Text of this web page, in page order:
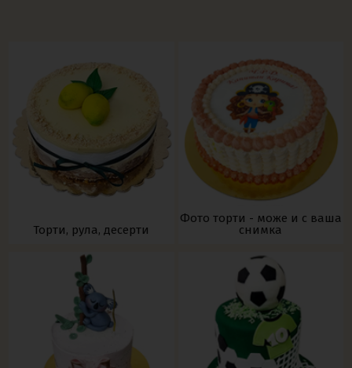
Торти, рула, десерти
Фото торти - може и с ваша
снимка